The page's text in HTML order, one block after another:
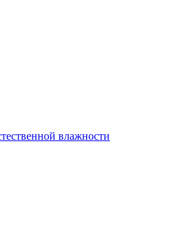
влажности